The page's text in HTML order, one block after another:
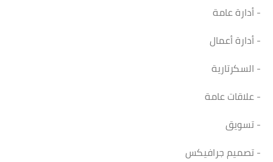
- أدارة عامة
- أدارة أعمال
- السكرتارية
- علاقات عامة
- تسويق
- تصميم جرافيكس